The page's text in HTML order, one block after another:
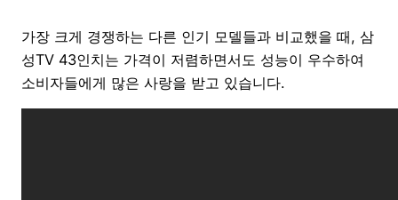
가장 크게 경쟁하는 다른 인기 모델들과 비교했을 때, 삼
성TV 43인치는 가격이 저렴하면서도 성능이 우수하여
소비자들에게 많은 사랑을 받고 있습니다.